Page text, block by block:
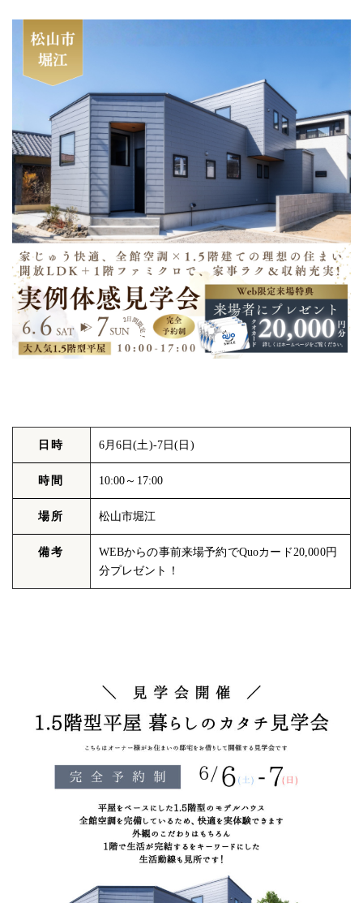
日時 6月6日(土)-7日(日)
時間 10:00～17:00
場所 松山市堀江
備考
WEBからの事前来場予約でQuoカード20,000円
分プレゼント！